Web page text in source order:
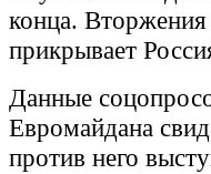
конца. Вторжения
прикрывает
Данные
Евромайдана
против него